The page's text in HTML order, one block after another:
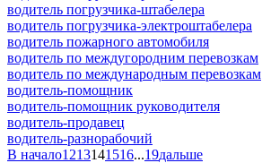
водитель погрузчика-штабелера
водитель погрузчика-электроштабелера
водитель пожарного автомобиля
водитель по междугородним перевозкам
водитель по международным перевозкам
водитель-помощник
водитель-помощник руководителя
водитель-продавец
водитель-разнорабочий
В начало1213141516...19дальше